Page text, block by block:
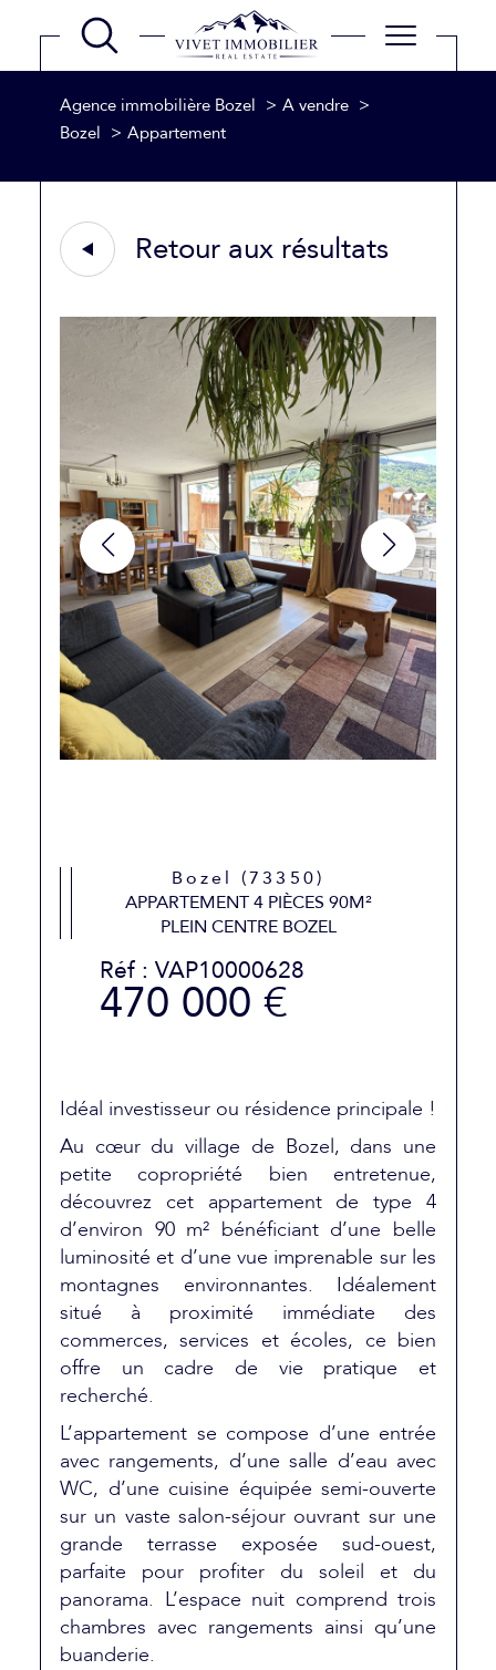
Agence immobilière Bozel
A vendre
Bozel
Appartement
Retour aux résultats
Bozel (73350)
APPARTEMENT 4 PIÈCES 90M²
PLEIN CENTRE BOZEL
Réf : VAP10000628
470 000 €
Idéal investisseur ou résidence principale !
Au cœur du village de Bozel, dans une
petite copropriété bien entretenue,
découvrez cet appartement de type 4
d’environ 90 m² bénéficiant d’une belle
luminosité et d’une vue imprenable sur les
montagnes environnantes. Idéalement
situé à proximité immédiate des
commerces, services et écoles, ce bien
offre un cadre de vie pratique et
recherché.
L’appartement se compose d’une entrée
avec rangements, d’une salle d’eau avec
WC, d’une cuisine équipée semi-ouverte
sur un vaste salon-séjour ouvrant sur une
grande terrasse exposée sud-ouest,
parfaite pour profiter du soleil et du
panorama. L’espace nuit comprend trois
chambres avec rangements ainsi qu’une
buanderie.